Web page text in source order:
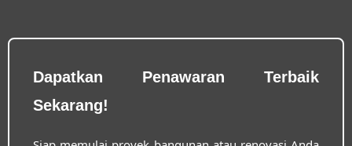
Dapatkan Penawaran Terbaik
Sekarang!